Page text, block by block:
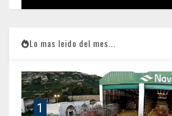
Lo mas leido del mes...
1